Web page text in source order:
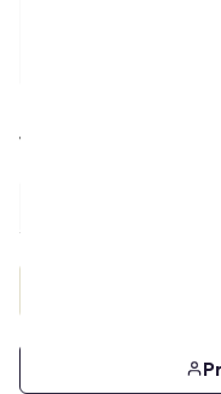
Tamanho